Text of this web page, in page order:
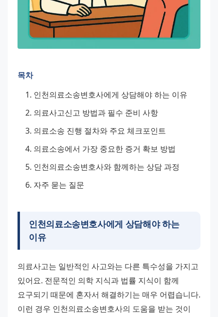
목차
인천의료소송변호사에게 상담해야 하는 이유
의료사고신고 방법과 필수 준비 사항
의료소송 진행 절차와 주요 체크포인트
의료소송에서 가장 중요한 증거 확보 방법
인천의료소송변호사와 함께하는 상담 과정
자주 묻는 질문
인천의료소송변호사에게 상담해야 하는
이유
의료사고는 일반적인 사고와는 다른 특수성을 가지고
있어요. 전문적인 의학 지식과 법률 지식이 함께
요구되기 때문에 혼자서 해결하기는 매우 어렵습니다.
이런 경우 인천의료소송변호사의 도움을 받는 것이